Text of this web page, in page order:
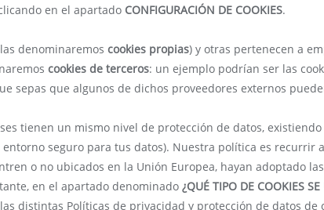
en el apartado CONFIGURACIÓN DE COOKIES.
denominaremos cookies propias) y otras pertenecen a
cookies de terceros: un ejemplo podrían ser las
sepas que algunos de dichos proveedores externos
tienen un mismo nivel de protección de datos,
seguro para tus datos). Nuestra política es recurrir
o no ubicados en la Unión Europea, hayan adoptado
en el apartado denominado ¿QUÉ TIPO DE COOKIES
distintas Políticas de privacidad y protección de datos